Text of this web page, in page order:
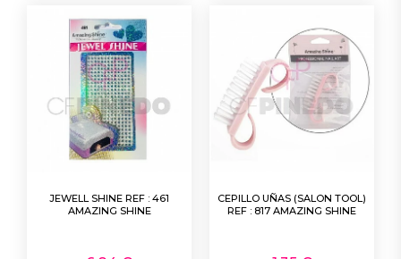
JEWELL SHINE REF : 461
AMAZING SHINE
CEPILLO UÑAS (SALON TOOL)
REF : 817 AMAZING SHINE